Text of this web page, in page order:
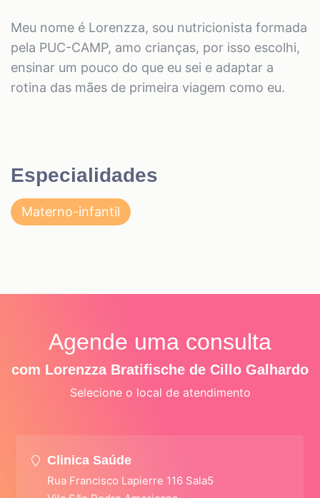
Meu nome é Lorenzza, sou nutricionista formada
pela PUC-CAMP, amo crianças, por isso escolhi,
ensinar um pouco do que eu sei e adaptar a
rotina das mães de primeira viagem como eu.
Especialidades
Materno-infantil
Agende uma consulta
com Lorenzza Bratifische de Cillo Galhardo
Selecione o local de atendimento
Clinica Saúde
Rua Francisco Lapierre 116 Sala5